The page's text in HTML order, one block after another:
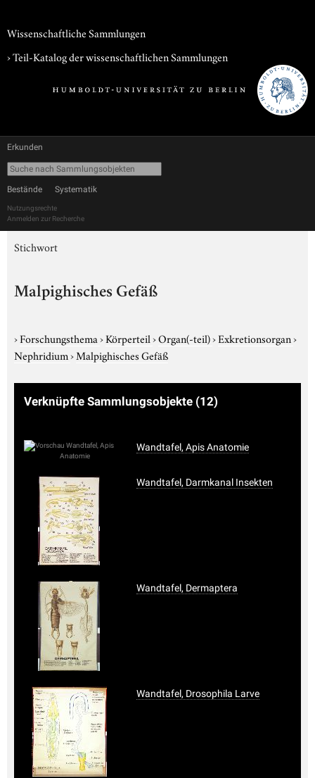
Wissenschaftliche Sammlungen
› Teil-Katalog der wissenschaftlichen Sammlungen
Erkunden
Bestände Systematik
Nutzungsrechte
Anmelden zur Recherche
Stichwort
Malpighisches Gefäß
›Forschungsthema›Körperteil›Organ(-teil)›Exkretionsorgan›
Nephridium›Malpighisches Gefäß
Verknüpfte Sammlungsobjekte (12)
Wandtafel, Apis Anatomie
Wandtafel, Darmkanal Insekten
Wandtafel, Dermaptera
Wandtafel, Drosophila Larve